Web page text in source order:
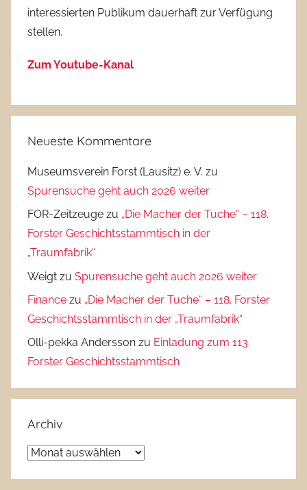
interessierten Publikum dauerhaft zur Verfügung
stellen.
Zum Youtube-Kanal
Neueste Kommentare
Museumsverein Forst (Lausitz) e. V. zu
Spurensuche geht auch 2026 weiter
FOR-Zeitzeuge zu „Die Macher der Tuche“ – 118.
Forster Geschichtsstammtisch in der
„Traumfabrik“
Weigt zu Spurensuche geht auch 2026 weiter
Finance zu „Die Macher der Tuche“ – 118. Forster
Geschichtsstammtisch in der „Traumfabrik“
Olli-pekka Andersson zu Einladung zum 113.
Forster Geschichtsstammtisch
Archiv
Archiv